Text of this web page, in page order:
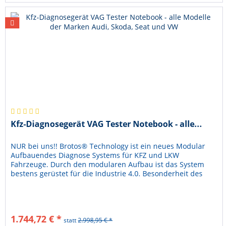
Kfz-Diagnosegerät VAG Tester Notebook - alle...
NUR bei uns!! Brotos® Technology ist ein neues Modular
Aufbauendes Diagnose Systems für KFZ und LKW
Fahrzeuge. Durch den modularen Aufbau ist das System
bestens gerüstet für die Industrie 4.0. Besonderheit des
1.744,72 € * statt2.998,95 € *